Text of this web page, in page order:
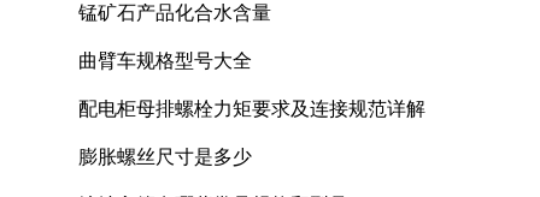
锰矿石产品化合水含量
曲臂车规格型号大全
配电柜母排螺栓力矩要求及连接规范详解
膨胀螺丝尺寸是多少